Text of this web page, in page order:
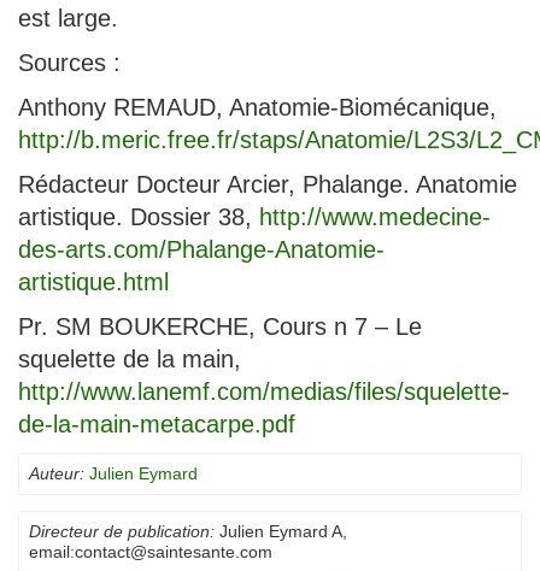
est large.
Sources :
Anthony REMAUD, Anatomie-Biomécanique,
http://b.meric.free.fr/staps/Anatomie/L2S3/
Rédacteur Docteur Arcier, Phalange. Anatomie
artistique. Dossier 38, http://www.medecine-
des-arts.com/Phalange-Anatomie-
artistique.html
Pr. SM BOUKERCHE, Cours n 7 – Le
squelette de la main,
http://www.lanemf.com/medias/files/squelette-
de-la-main-metacarpe.pdf
Auteur: Julien Eymard
Directeur de publication: Julien Eymard A
email:contact@saintesante.com